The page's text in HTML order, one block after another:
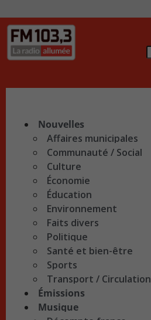
Nouvelles
Affaires municipales
Communauté / Social
Culture
Économie
Éducation
Environnement
Faits divers
Politique
Santé et bien-être
Sports
Transport / Circulation
Émissions
Musique